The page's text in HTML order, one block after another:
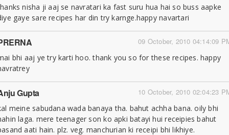
nisha ji aaj se navratari ka fast suru hua hai so buss aapke
gaye sare recipes har din try karnge.happy navartari
09 October, 2010 04:14:09
bhi aaj ye try karti hoo. thank you so for these recipes. happy
10 October, 2010 02:04:23
Gupta
meine sabudana wada banaya tha. bahut achha bana. oily bhi
laga. mere teenager son ko apki batayi hui receipies bahut
aati hain. plz. veg. manchurian ki receipi bhi likhiye.